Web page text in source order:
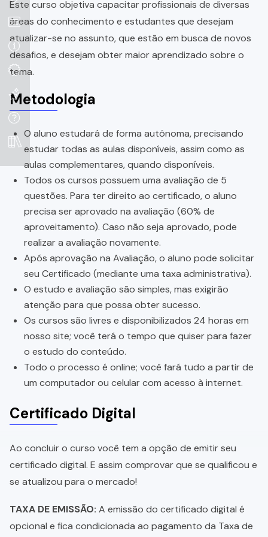
Este curso objetiva capacitar profissionais de diversas
áreas do conhecimento e estudantes que desejam
atualizar-se no assunto, que estão em busca de novos
desafios, e desejam obter maior aprendizado sobre o
tema.
Metodologia
O aluno estudará de forma autônoma, precisando
estudar todas as aulas disponíveis, assim como as
aulas complementares, quando disponíveis.
Todos os cursos possuem uma avaliação de 5
questões. Para ter direito ao certificado, o aluno
precisa ser aprovado na avaliação (60% de
aproveitamento). Caso não seja aprovado, pode
realizar a avaliação novamente.
Após aprovação na Avaliação, o aluno pode solicitar
seu Certificado (mediante uma taxa administrativa).
O estudo e avaliação são simples, mas exigirão
atenção para que possa obter sucesso.
Os cursos são livres e disponibilizados 24 horas em
nosso site; você terá o tempo que quiser para fazer
o estudo do conteúdo.
Todo o processo é online; você fará tudo a partir de
um computador ou celular com acesso à internet.
Certificado Digital
Ao concluir o curso você tem a opção de emitir seu
certificado digital. E assim comprovar que se qualificou e
se atualizou para o mercado!
TAXA DE EMISSÃO: A emissão do certificado digital é
opcional e fica condicionada ao pagamento da Taxa de